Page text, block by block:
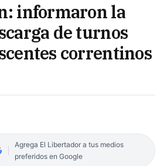
informaron la
de turnos
correntinos
Agrega El Libertador a tus medios
preferidos en Google